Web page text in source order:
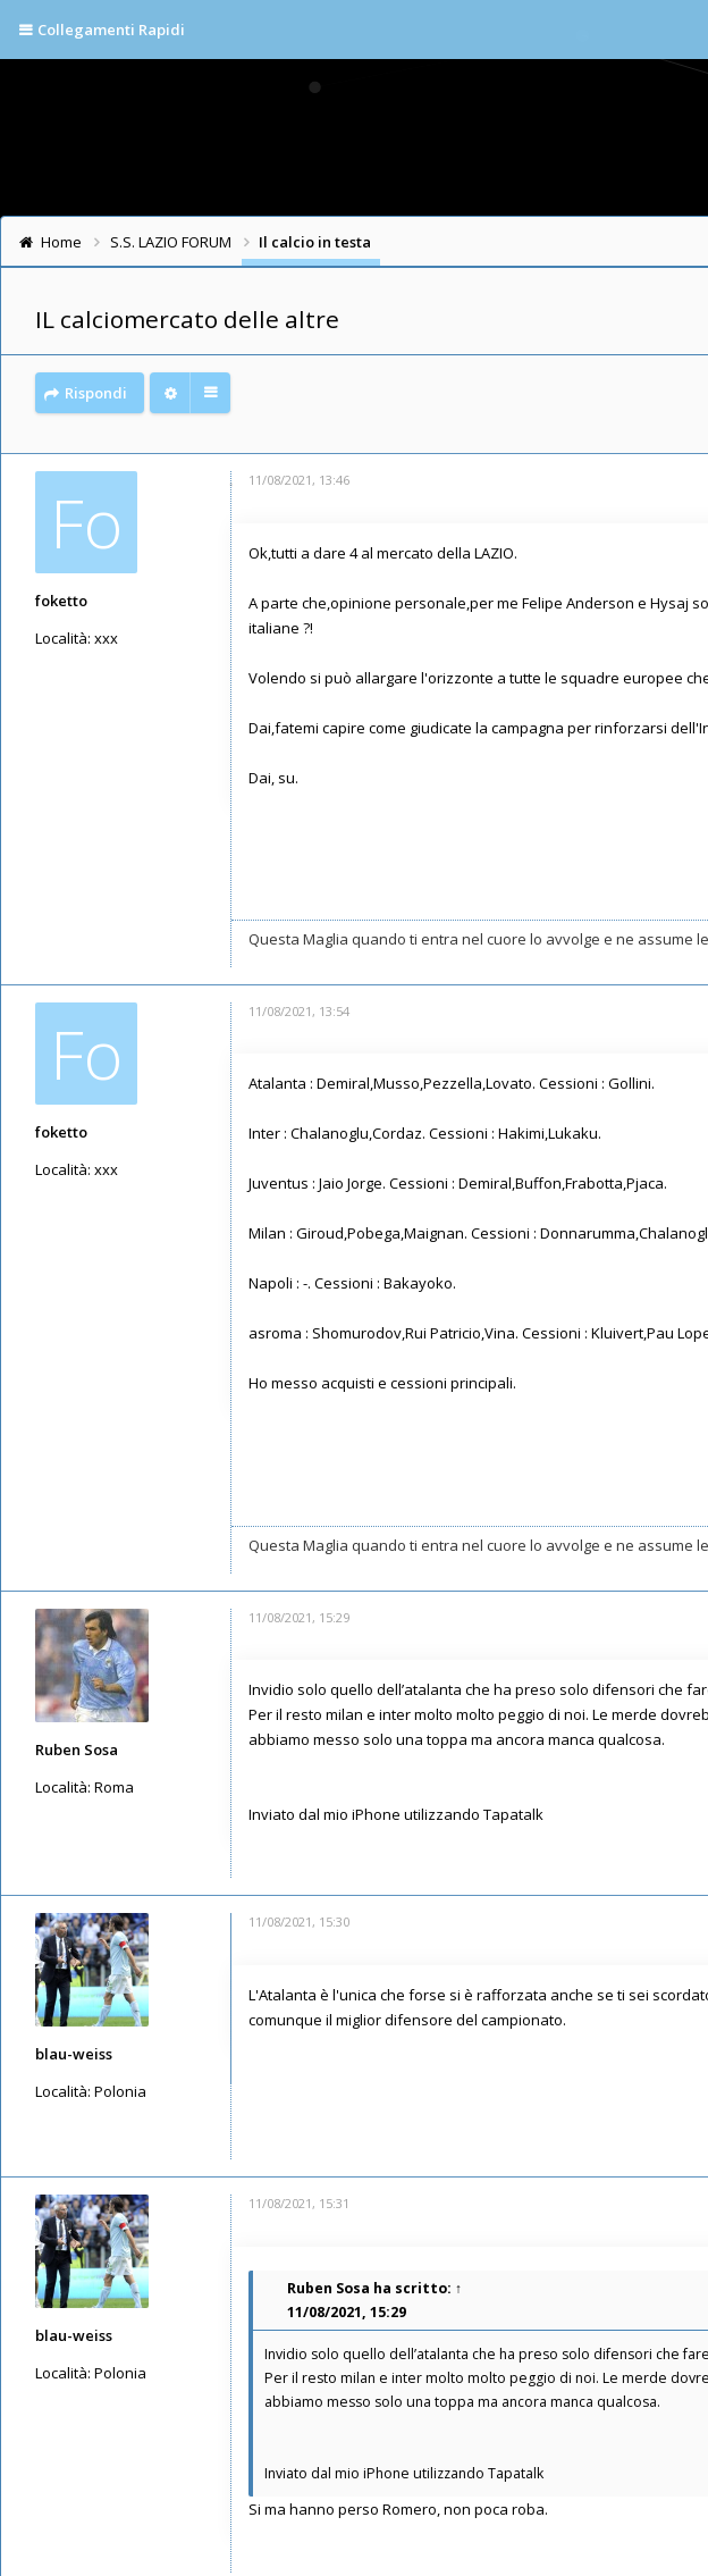
Collegamenti Rapidi
Home S.S. LAZIO FORUM Il calcio in testa
IL calciomercato delle altre
Rispondi
Fo
foketto
Località: xxx
11/08/2021, 13:46
Ok,tutti a dare 4 al mercato della LAZIO.
A parte che,opinione personale,per me Felipe Anderson e Hysaj
italiane ?!
Volendo si può allargare l'orizzonte a tutte le squadre europee
Dai,fatemi capire come giudicate la campagna per rinforzarsi
Dai, su.
Questa Maglia quando ti entra nel cuore lo avvolge e ne assume
Fo
foketto
Località: xxx
11/08/2021, 13:54
Atalanta : Demiral,Musso,Pezzella,Lovato. Cessioni : Gollini.
Inter : Chalanoglu,Cordaz. Cessioni : Hakimi,Lukaku.
Juventus : Jaio Jorge. Cessioni : Demiral,Buffon,Frabotta,Pjaca.
Milan : Giroud,Pobega,Maignan. Cessioni :
Napoli : -. Cessioni : Bakayoko.
asroma : Shomurodov,Rui Patricio,Vina. Cessioni : Kluivert,Pau
Ho messo acquisti e cessioni principali.
Questa Maglia quando ti entra nel cuore lo avvolge e ne assume
Ruben Sosa
Località: Roma
11/08/2021, 15:29
Invidio solo quello dell’atalanta che ha preso solo difensori che
Per il resto milan e inter molto molto peggio di noi. Le merde
abbiamo messo solo una toppa ma ancora manca qualcosa.
Inviato dal mio iPhone utilizzando Tapatalk
blau-weiss
Località: Polonia
11/08/2021, 15:30
L'Atalanta è l'unica che forse si è rafforzata anche se ti sei
comunque il miglior difensore del campionato.
blau-weiss
Località: Polonia
11/08/2021, 15:31
Ruben Sosa ha scritto: ↑
11/08/2021, 15:29
Invidio solo quello dell’atalanta che ha preso solo difensori che
Per il resto milan e inter molto molto peggio di noi. Le merde
abbiamo messo solo una toppa ma ancora manca qualcosa.
Inviato dal mio iPhone utilizzando Tapatalk
Si ma hanno perso Romero, non poca roba.